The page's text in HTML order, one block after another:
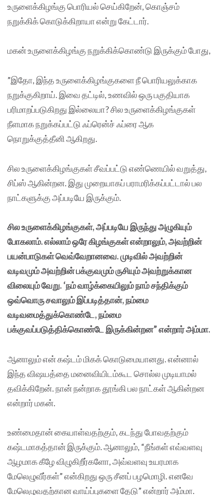
உருளைக்கிழங்கு பொரியல் செய்கிறேன், கொஞ்சம்
நறுக்கிக் கொடுக்கிறாயா என்று கேட்டார்.
மகன் உருளைக்கிழங்கு நறுக்கிக்கொண்டு இருக்கும் போது,
”இதோ, இந்த உருளைக்கிழங்குகளை நீ பொரியலுக்காக
நறுக்குகிறாய். இவை தட்டில், உணவில் ஒரு பகுதியாக
பரிமாறப்படுகிறது இல்லையா? சில உருளைக்கிழங்குகள்
நீளமாக நறுக்கப்பட்டு ஃப்ரென்ச் ஃப்ரை ஆக
நொறுக்குத்தீனி ஆகிறது.
சில உருளைக்கிழங்குகள் சீவப்பட்டு எண்ணெயில் வறுத்து,
சிப்ஸ் ஆகின்றன. இது முறையாகப் பராமரிக்கப்பட்டால் பல
நாட்களுக்கு அப்படியே இருக்கும்.
சில உருளைக்கிழங்குகள், அப்படியே இருந்து அழுகியும்
போகலாம். எல்லாம் ஒரே கிழங்குகள் என்றாலும், அவற்றின்
பயன்பாடுகள் வெவ்வேறானவை. முடிவில் அவற்றின்
வடிவமும் அவற்றின் பக்குவமும் ருசியும் அவற்றுக்கான
விலையும் வேறு. ‘நம் வாழ்க்கையிலும் நாம் சந்திக்கும்
ஒவ்வொரு சவாலும் இப்படித்தான், நம்மை
வடிவமைத்துக்கொண்டே, நம்மை
பக்குவப்படுத்திக்கொண்டே இருக்கின்றன” என்றார் அம்மா.
ஆனாலும் என் கஷ்டம் மிகக் கொடுமையானது. என்னால்
இந்த விஷயத்தை மனைவியிடம்கூட சொல்ல முடியாமல்
தவிக்கிறேன். நான் நன்றாக தூங்கி பல நாட்கள் ஆகின்றன
என்றார் மகன்.
உண்மைதான் கையாள்வதற்கும், கடந்து போவதற்கும்
கஷ்டமாகத்தான் இருக்கும். ஆனாலும், “நீங்கள் எவ்வளவு
ஆழமாக கீழே விழுகிறீர்களோ, அவ்வளவு உயரமாக
மேலெழுவீர்கள்” என்கிறது ஒரு சீனப் பழமொழி. எனவே
மேலெழுவதற்கான வாய்ப்புகளை தேடு” என்றார் அம்மா.